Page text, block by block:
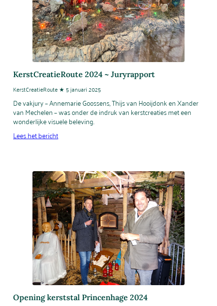
KerstCreatieRoute 2024 ~ Juryrapport
KerstCreatieRoute ★ 5 januari 2025
De vakjury – Annemarie Goossens, Thijs van Hooijdonk en Xander
van Mechelen – was onder de indruk van kerstcreaties met een
wonderlijke visuele beleving.
Lees het bericht
Opening kerststal Princenhage 2024